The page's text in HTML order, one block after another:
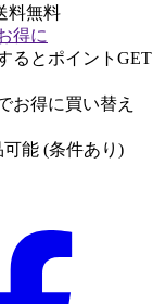
料無料
得に
るとポイントGET
お得に買い替え
能 (条件あり)